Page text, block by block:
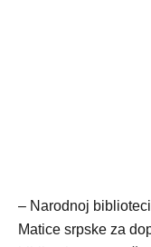
– Narodnoj
Matice srpske za